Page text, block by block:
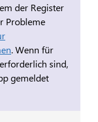
der Register
Probleme
. Wenn für
sind,
gemeldet